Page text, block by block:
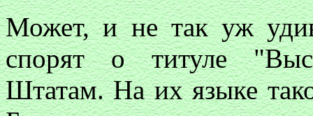
Может, и не так уж
спорят о титуле
Штатам. На их языке